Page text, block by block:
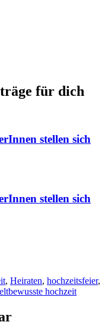
für dich
stellen sich
stellen sich
, Heiraten, hochzeitsfeier,
hochzeit